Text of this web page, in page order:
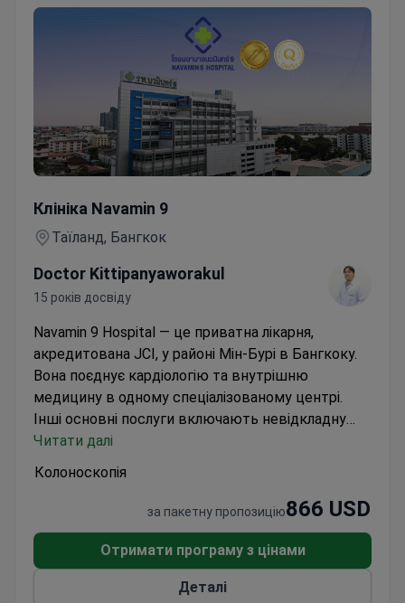
гастроэнтерологических конференциях.
Клініка Navamin 9
Таїланд, Бангкок
Doctor Kittipanyaworakul
15 років досвіду
Navamin 9 Hospital — це приватна лікарня,
акредитована JCI, у районі Мін-Бурі в Бангкоку.
Вона поєднує кардіологію та внутрішню
медицину в одному спеціалізованому центрі.
Інші основні послуги включають невідкладну
допомогу та травматологію, передову хірургію, а
також догляд за матір'ю та дитиною.
команди зі 100 лікарів у 10 відділеннях. Має
травматології. Пропонує оздоровчі та
діагностичні програми для профілактики. Також
має акредитацію лікарень Таїланду (HA) за
Читати далі
Колоноскопія
за пакетну пропозицію866 USD
Отримати програму з цінами
Деталі